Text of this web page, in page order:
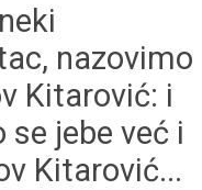
nazovimo
Kitarović: i
jebe već i
Kitarović...